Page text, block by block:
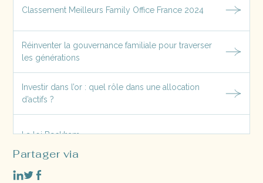
Classement Meilleurs Family Office France 2024
Réinventer la gouvernance familiale pour traverser
les générations
Investir dans l’or : quel rôle dans une allocation
d’actifs ?
La loi Beckham
L’OBO Familial ou Family Buy-Out : Définition et
Partager via